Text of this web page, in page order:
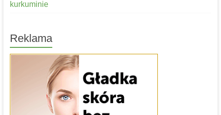
kurkuminie
Reklama